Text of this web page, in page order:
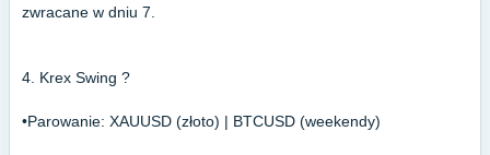
zwracane w dniu 7.
4. Krex Swing ?
•Parowanie: XAUUSD (złoto) | BTCUSD (weekendy)